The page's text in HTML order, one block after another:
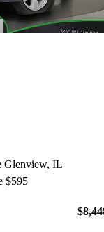
Glenview, IL
$595